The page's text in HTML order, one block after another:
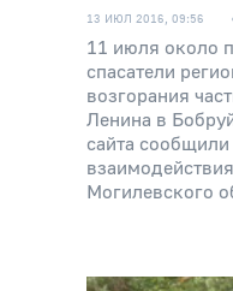
13 ИЮЛ 2016, 09:56
11 июля около
спасатели
возгорания
Ленина в
сайта
Могилевского